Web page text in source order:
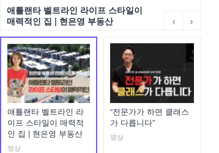
애틀랜타 벨트라인 라이프 스타일이
매력적인 집 | 현은영 부동산
애틀랜타 벨트라인 라
이프 스타일이 매력적
인 집 | 현은영 부동산
영상
“전문가가 하면 클래스
가 다릅니다”
영상